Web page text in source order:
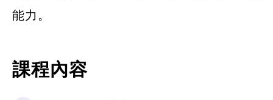
能力。
課程內容